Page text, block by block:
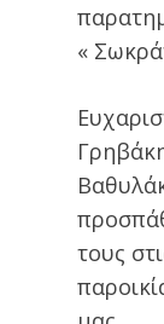
«
τους